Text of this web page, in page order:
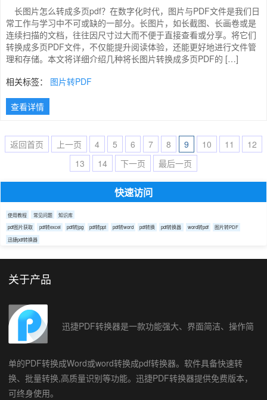
长图片怎么转成多页pdf？在数字化时代，图片与PDF文件是我们日
常工作与学习中不可或缺的一部分。长图片，如长截图、长画卷或是
连续扫描的文档，往往因尺寸过大而不便于直接查看或分享。将它们
转换成多页PDF文件，不仅能提升阅读体验，还能更好地进行文件管
理和存储。本文将详细介绍几种将长图片转换成多页PDF的 […]
相关标签：
图片转PDF
查看详情
返回首页 上一页 4 5 6 7 8 9 10 11
12
13
14 下一页 最后一页
快速访问
使用教程 常见问题
知识库
pdf图片获取
pdf转excel pdf转jpg pdf转ppt pdf转word pdf转换 pdf转换器 word转pdf
图片转PDF
迅捷pdf转换器
关于产品
迅捷PDF转换器是一款功能强大、界面简洁、操作简
单的PDF转换成Word或word转换成pdf转换器。软件具备快速转
换、批量转换,高质量识别等功能。迅捷PDF转换器提供免费版本，
可终身使用。